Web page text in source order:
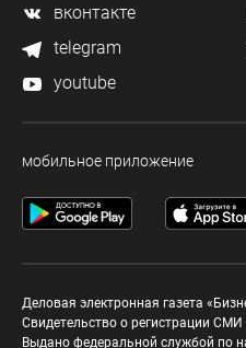
вконтакте
telegram
youtube
мобильное приложение
Деловая электронная газета
Свидетельство о регистрации
Выдано федеральной службой по